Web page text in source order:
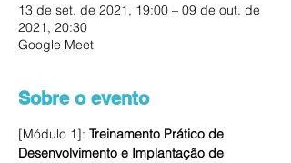
13 de set. de 2021, 19:00 – 09 de out. de
2021, 20:30
Google Meet
Sobre o evento
[Módulo 1]: Treinamento Prático de
Desenvolvimento e Implantação de